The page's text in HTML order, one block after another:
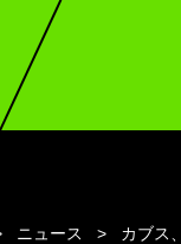
ニュース カブス